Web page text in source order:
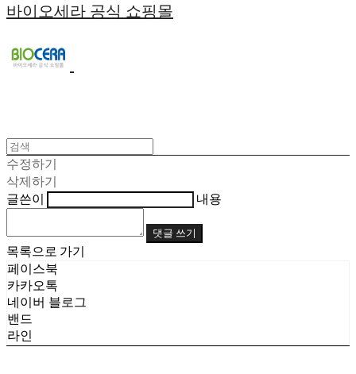
바이오세라 공식 쇼핑몰
수정하기
삭제하기
글쓴이
내용
댓글 쓰기
목록으로 가기
페이스북
카카오톡
네이버 블로그
밴드
라인